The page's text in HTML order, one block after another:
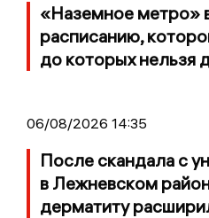
«Наземное метро»
расписанию,
до которых нельзя
06/08/2026 14:35
После скандала с
в Лежневском
дерматиту